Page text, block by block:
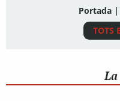
Portada
TOTS